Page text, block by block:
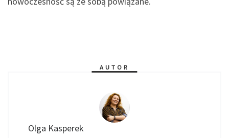
AUTOR
Olga Kasperek